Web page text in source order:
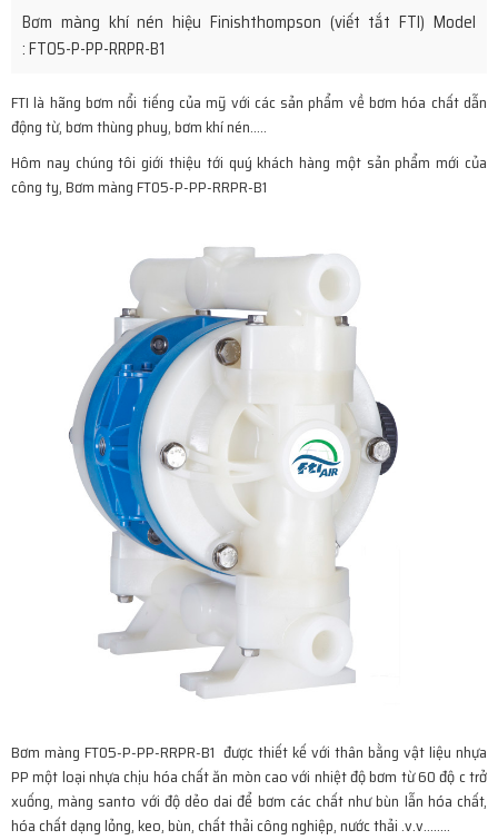
Bơm màng khí nén hiệu Finishthompson (viết tắt FTI) Model
: FT05-P-PP-RRPR-B1
FTI là hãng bơm nổi tiếng của mỹ với các sản phẩm về bơm hóa chất dẫn
động từ, bơm thùng phuy, bơm khí nén…..
Hôm nay chúng tôi giới thiệu tới quý khách hàng một sản phẩm mới của
công ty, Bơm màng FT05-P-PP-RRPR-B1
Bơm màng FT05-P-PP-RRPR-B1 được thiết kế với thân bằng vật liệu nhựa
PP một loại nhựa chịu hóa chất ăn mòn cao với nhiệt độ bơm từ 60 độ c trở
xuống, màng santo với độ dẻo dai để bơm các chất như bùn lẫn hóa chất,
hóa chất dạng lỏng, keo, bùn, chất thải công nghiệp, nước thải .v.v……..